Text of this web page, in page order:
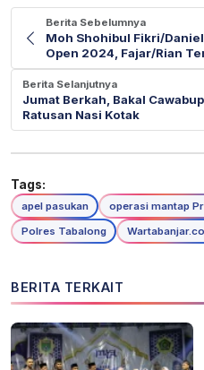
Berita Sebelumnya
Moh Shohibul Fikri/
Open 2024, Fajar/Rian
Berita Selanjutnya
Jumat Berkah, Bakal
Ratusan Nasi Kotak
Tags:
apel pasukan
operasi mantap
Polres Tabalong
BERITA TERKAIT